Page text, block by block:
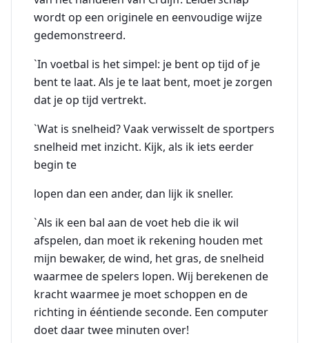
wordt op een originele en eenvoudige wijze
gedemonstreerd.
`In voetbal is het simpel: je bent op tijd of je
bent te laat. Als je te laat bent, moet je zorgen
dat je op tijd vertrekt.
`Wat is snelheid? Vaak verwisselt de sportpers
snelheid met inzicht. Kijk, als ik iets eerder
begin te
lopen dan een ander, dan lijk ik sneller.
`Als ik een bal aan de voet heb die ik wil
afspelen, dan moet ik rekening houden met
mijn bewaker, de wind, het gras, de snelheid
waarmee de spelers lopen. Wij berekenen de
kracht waarmee je moet schoppen en de
richting in ééntiende seconde. Een computer
doet daar twee minuten over!